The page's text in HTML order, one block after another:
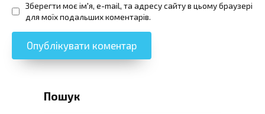
Зберегти моє ім'я, e-mail, та адресу сайту в цьому браузері
для моїх подальших коментарів.
Пошук